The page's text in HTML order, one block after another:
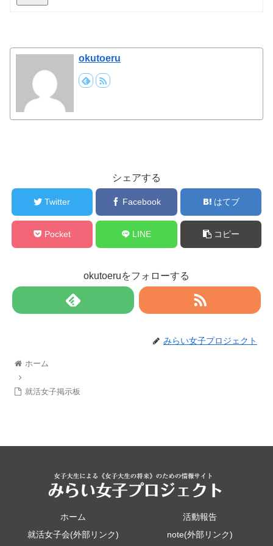
okutoeru
シェアする
Twitter Facebook はてブ
Pocket LINE コピー
okutoeruをフォローする
みらい女子プロジェクト
ホーム
就活女子掲示板
ホーム
活動報告
就活女子会(外部リンク)
note(外部リンク)